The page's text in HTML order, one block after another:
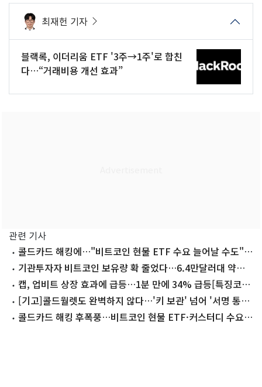
최재헌 기자
블랙록, 이더리움 ETF '3주→1주'로 합친
다…“거래비용 개선 효과”
관련 기사
콜드카드 해킹에…"비트코인 현물 ETF 수요 늘어날 수도"
관측 제기
기관투자자 비트코인 보유량 확 줄었다…6.4만달러대 약보합
[코인브리핑]
캡, 업비트 상장 효과에 급등…1분 만에 34% 급등[특징코
인][기고]콜드월렛도 완벽하지 않다…'키 보관' 넘어 '서명 통제'
물어야
콜드카드 해킹 후폭풍…비트코인 현물 ETF·커스터디 수요